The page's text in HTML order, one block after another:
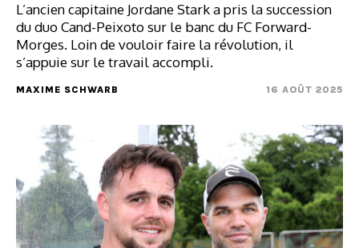
L’ancien capitaine Jordane Stark a pris la succession
du duo Cand-Peixoto sur le banc du FC Forward-
Morges. Loin de vouloir faire la révolution, il
s’appuie sur le travail accompli.
MAXIME SCHWARB 16 AOÛT 2025